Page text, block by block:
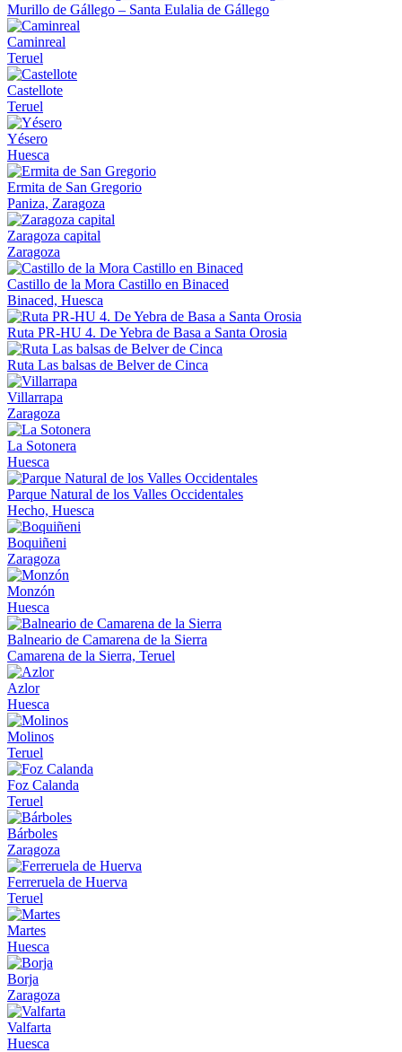
Murillo de Gállego – Santa Eulalia de Gállego
Caminreal
Teruel
Castellote
Teruel
Yésero
Huesca
Ermita de San Gregorio
Paniza, Zaragoza
Zaragoza capital
Zaragoza
Castillo de la Mora Castillo en Binaced
Binaced, Huesca
Ruta PR-HU 4. De Yebra de Basa a Santa Orosia
Ruta Las balsas de Belver de Cinca
Villarrapa
Zaragoza
La Sotonera
Huesca
Parque Natural de los Valles Occidentales
Hecho, Huesca
Boquiñeni
Zaragoza
Monzón
Huesca
Balneario de Camarena de la Sierra
Camarena de la Sierra, Teruel
Azlor
Huesca
Molinos
Teruel
Foz Calanda
Teruel
Bárboles
Zaragoza
Ferreruela de Huerva
Teruel
Martes
Huesca
Borja
Zaragoza
Valfarta
Huesca